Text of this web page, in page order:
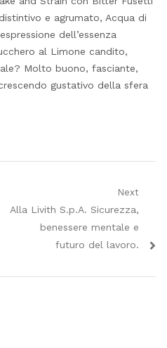
e agrumato, Acqua di
dell’essenza
al Limone candito,
Molto buono, fasciante,
gustativo della sfera
Next
Next
Alla Livith S.p.A. Sicurezza,
benessere mentale e
futuro del lavoro.